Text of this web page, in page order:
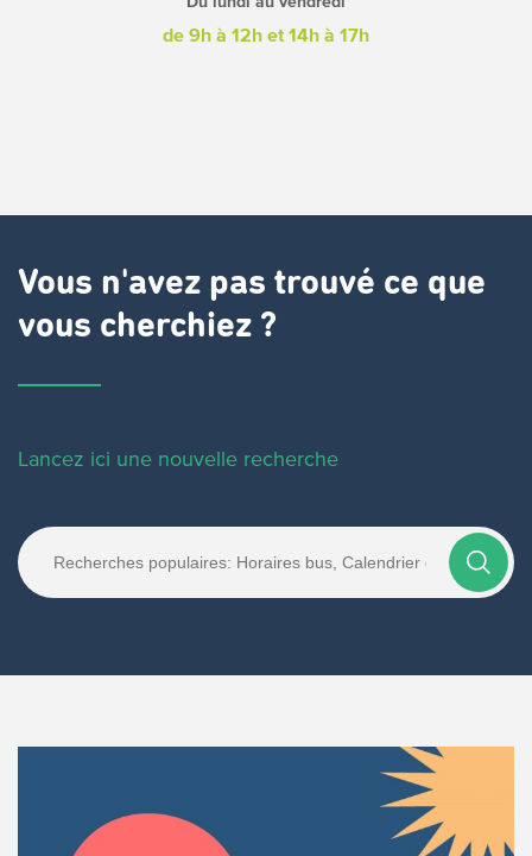
de 9h à 12h et 14h à 17h
Vous n'avez pas trouvé ce que
vous cherchiez ?
Lancez ici une nouvelle recherche